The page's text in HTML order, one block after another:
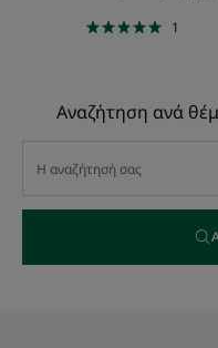
1
Αναζήτηση ανά